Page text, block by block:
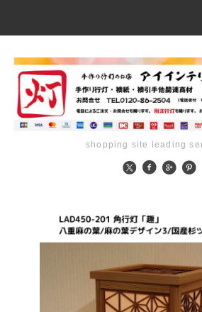
shopping site leading